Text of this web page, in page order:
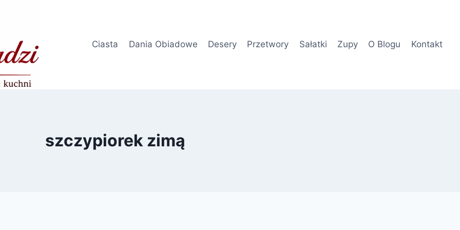
Ciasta
Dania Obiadowe Desery Przetwory Sałatki Zupy O Blogu Kontakt
szczypiorek zimą